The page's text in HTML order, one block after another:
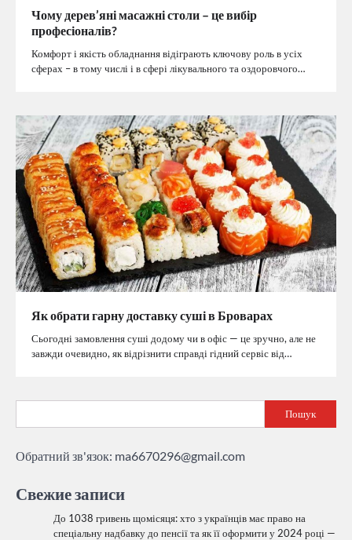
Чому дерев’яні масажні столи – це вибір
професіоналів?
Комфорт і якість обладнання відіграють ключову роль в усіх
сферах – в тому числі і в сфері лікувального та оздоровчого…
Як обрати гарну доставку суші в Броварах
Сьогодні замовлення суші додому чи в офіс — це зручно, але не
завжди очевидно, як відрізнити справді гідний сервіс від…
Пошук
Обратний зв'язок: ma6670296@gmail.com
Свежие записи
До 1038 гривень щомісяця: хто з українців має право на
спеціальну надбавку до пенсії та як її оформити у 2024 році —